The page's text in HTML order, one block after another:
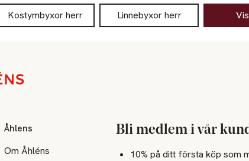
Kostymbyxor herr Linnebyxor herr
Åhlens
Om Åhléns
Bli medlem i vår
10% på ditt första köp som